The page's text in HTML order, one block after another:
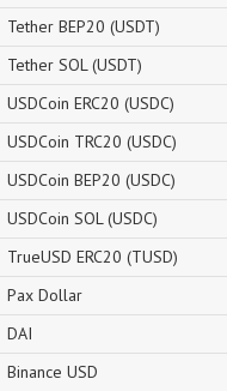
Tether BEP20 (USDT)
Tether SOL (USDT)
USDCoin ERC20 (USDC)
USDCoin TRC20 (USDC)
USDCoin BEP20 (USDC)
USDCoin SOL (USDC)
TrueUSD ERC20 (TUSD)
Pax Dollar
DAI
Binance USD